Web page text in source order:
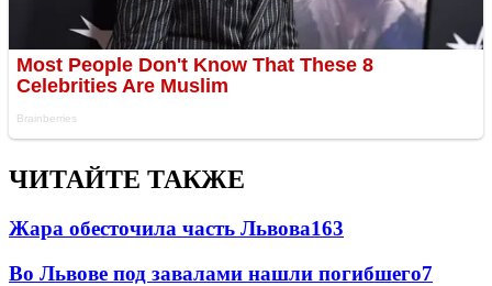
ЧИТАЙТЕ ТАКЖЕ
Жара обесточила часть Львова163
Во Львове под завалами нашли погибшего7